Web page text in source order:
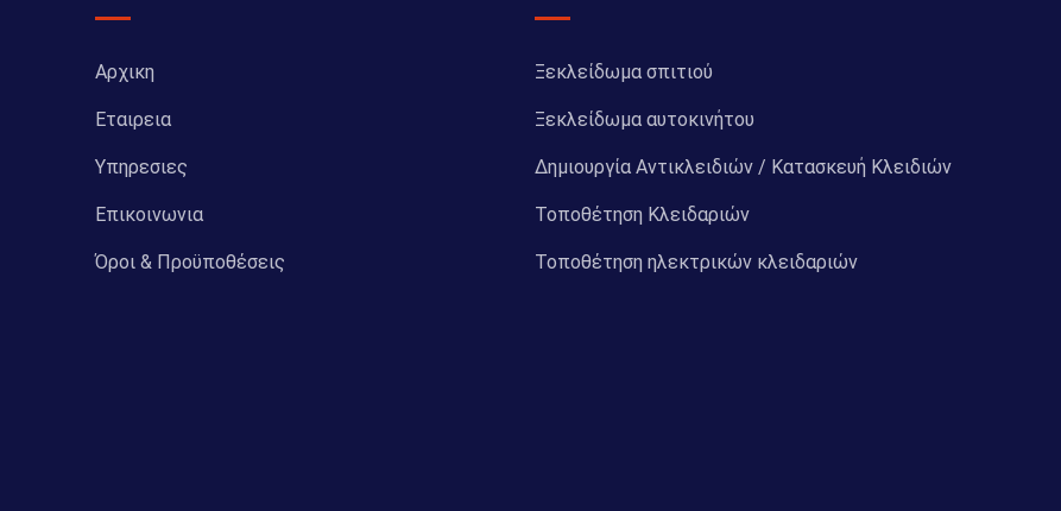
Αρχικη
Εταιρεια
Υπηρεσιες
Επικοινωνια
Όροι & Προϋποθέσεις
Ξεκλείδωμα σπιτιού
Ξεκλείδωμα αυτοκινήτου
Δημιουργία Αντικλειδιών / Κατασκευή Κλειδιών
Τοποθέτηση Κλειδαριών
Τοποθέτηση ηλεκτρικών κλειδαριών